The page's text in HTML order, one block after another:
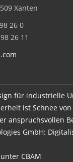
Xanten
26 0
26 11
für industrielle
ist Schnee
anspruchsvollen
GmbH:
CBAM